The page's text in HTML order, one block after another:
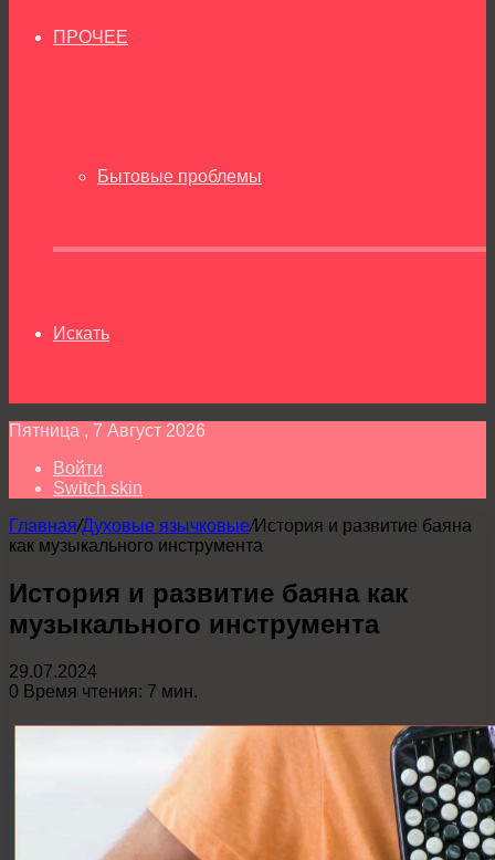
ПРОЧЕЕ
Бытовые проблемы
Искать
Пятница , 7 Август 2026
Войти
Switch skin
Главная/Духовые язычковые/История и развитие баяна
как музыкального инструмента
История и развитие баяна как
музыкального инструмента
29.07.2024
0 Время чтения: 7 мин.